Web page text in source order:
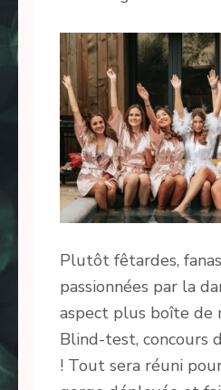
Plutôt fêtardes,
passionnées par la
aspect plus boîte de
Blind-test, concours
! Tout sera réuni